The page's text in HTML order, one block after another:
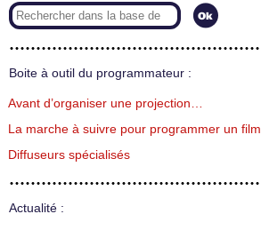
Boite à outil du programmateur :
Avant d’organiser une projection…
La marche à suivre pour programmer un film
Diffuseurs spécialisés
Actualité :